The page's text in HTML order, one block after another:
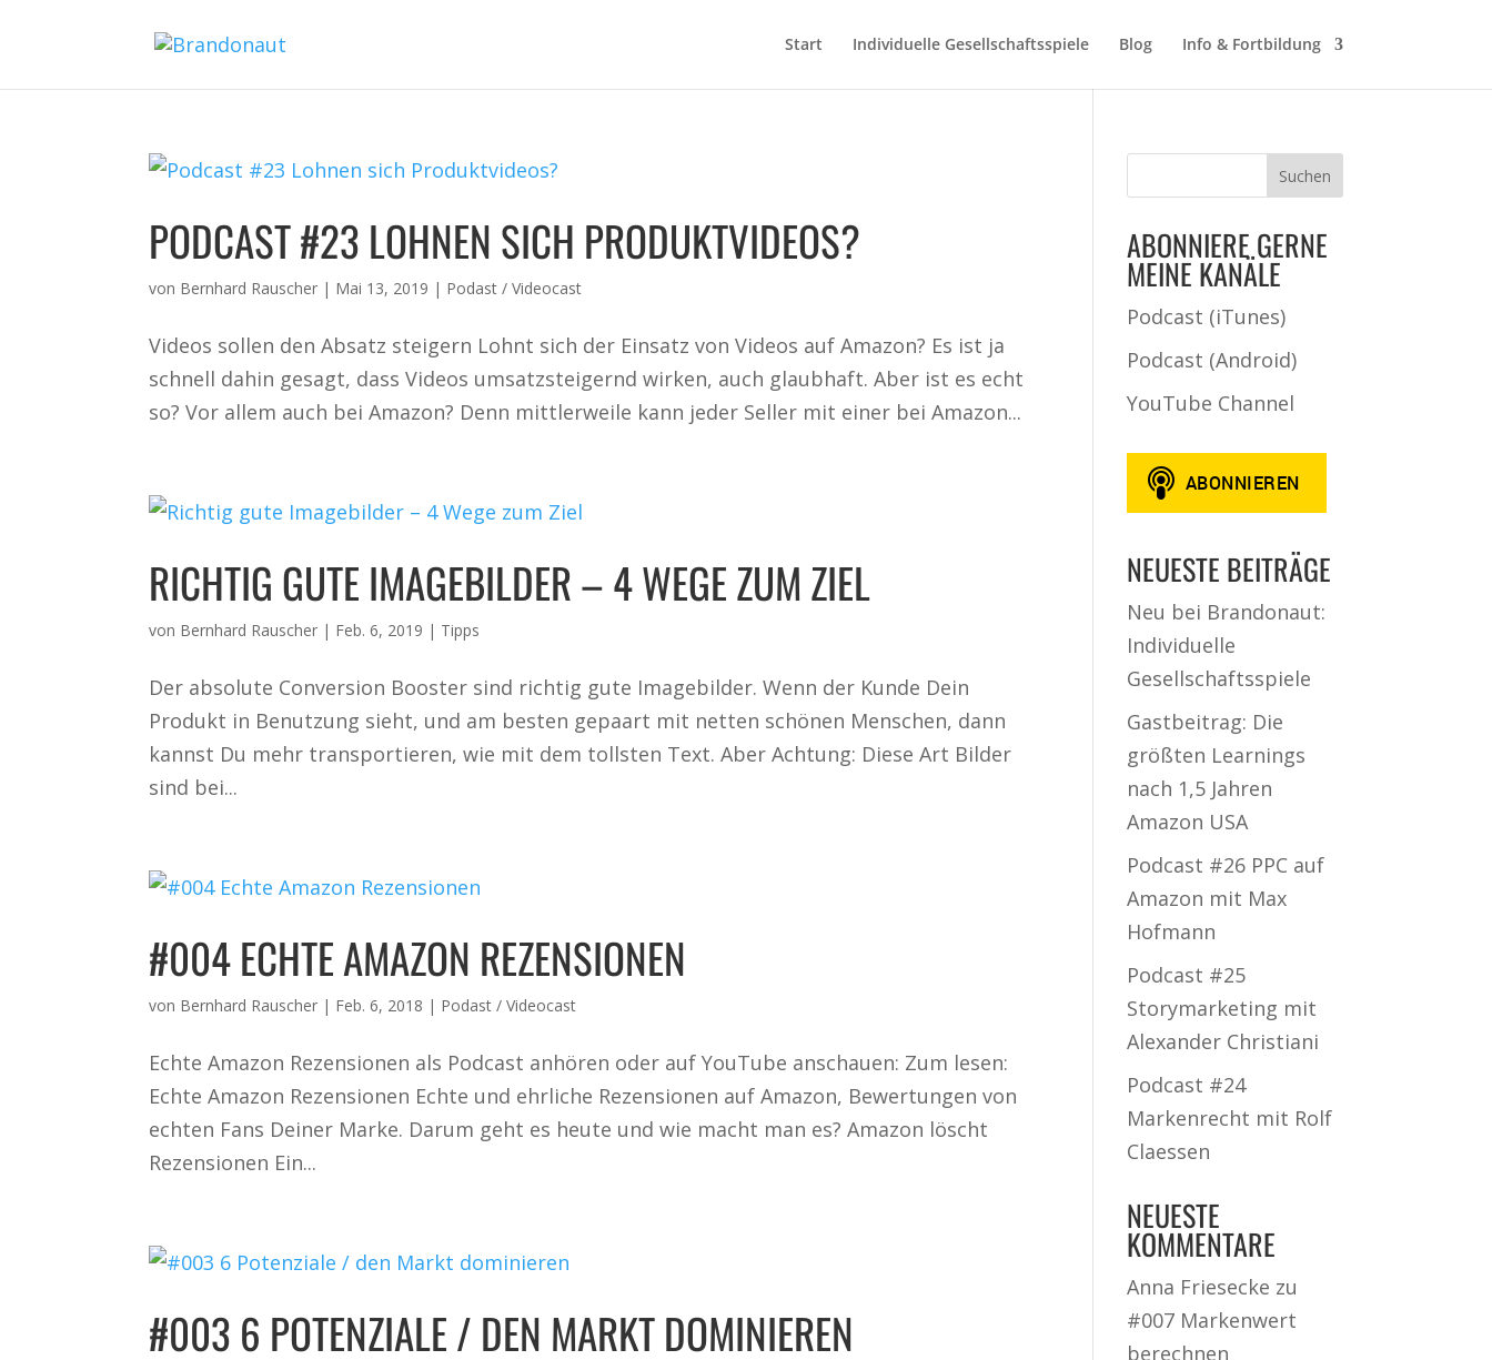
Start Individuelle Gesellschaftsspiele Blog Info & Fortbildung
PODCAST #23 LOHNEN SICH PRODUKTVIDEOS?
von Bernhard Rauscher | Mai 13, 2019 | Podast / Videocast
Videos sollen den Absatz steigern Lohnt sich der Einsatz von Videos auf Amazon? Es ist ja
schnell dahin gesagt, dass Videos umsatzsteigernd wirken, auch glaubhaft. Aber ist es echt
so? Vor allem auch bei Amazon? Denn mittlerweile kann jeder Seller mit einer bei Amazon...
RICHTIG GUTE IMAGEBILDER – 4 WEGE ZUM ZIEL
von Bernhard Rauscher | Feb. 6, 2019 | Tipps
Der absolute Conversion Booster sind richtig gute Imagebilder. Wenn der Kunde Dein
Produkt in Benutzung sieht, und am besten gepaart mit netten schönen Menschen, dann
kannst Du mehr transportieren, wie mit dem tollsten Text. Aber Achtung: Diese Art Bilder
sind bei...
#004 ECHTE AMAZON REZENSIONEN
von Bernhard Rauscher | Feb. 6, 2018 | Podast / Videocast
Echte Amazon Rezensionen als Podcast anhören oder auf YouTube anschauen: Zum lesen:
Echte Amazon Rezensionen Echte und ehrliche Rezensionen auf Amazon, Bewertungen von
echten Fans Deiner Marke. Darum geht es heute und wie macht man es? Amazon löscht
Rezensionen Ein...
#003 6 POTENZIALE / DEN MARKT DOMINIEREN
ABONNIERE GERNE
MEINE KANÄLE
Podcast (iTunes)
Podcast (Android)
YouTube Channel
NEUESTE BEITRÄGE
Neu bei Brandonaut:
Individuelle
Gesellschaftsspiele
Gastbeitrag: Die
größten Learnings
nach 1,5 Jahren
Amazon USA
Podcast #26 PPC auf
Amazon mit Max
Hofmann
Podcast #25
Storymarketing mit
Alexander Christiani
Podcast #24
Markenrecht mit Rolf
Claessen
NEUESTE
KOMMENTARE
Anna Friesecke zu
#007 Markenwert
berechnen